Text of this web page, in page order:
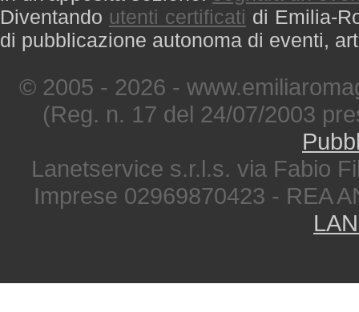
Diventando utenti certificati di Emilia-
di pubblicazione autonoma di eventi,
© 2005 - 2026 -
(Reg. n. 17 del 24/07/2003
Lanetservice s.r.l.s. via Fabio
Imprese 02969870423 - REA